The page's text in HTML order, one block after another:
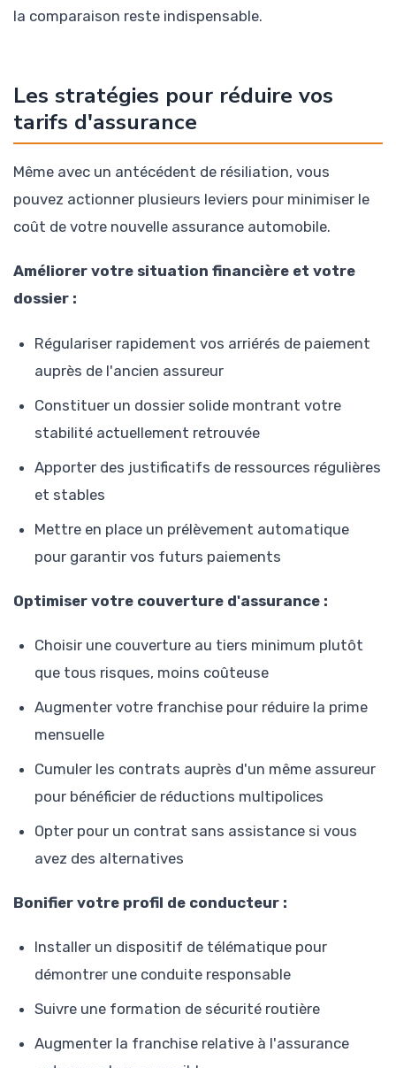
la comparaison reste indispensable.
Les stratégies pour réduire vos
tarifs d'assurance
Même avec un antécédent de résiliation, vous
pouvez actionner plusieurs leviers pour minimiser le
coût de votre nouvelle assurance automobile.
Améliorer votre situation financière et votre
dossier :
Régulariser rapidement vos arriérés de paiement
auprès de l'ancien assureur
Constituer un dossier solide montrant votre
stabilité actuellement retrouvée
Apporter des justificatifs de ressources régulières
et stables
Mettre en place un prélèvement automatique
pour garantir vos futurs paiements
Optimiser votre couverture d'assurance :
Choisir une couverture au tiers minimum plutôt
que tous risques, moins coûteuse
Augmenter votre franchise pour réduire la prime
mensuelle
Cumuler les contrats auprès d'un même assureur
pour bénéficier de réductions multipolices
Opter pour un contrat sans assistance si vous
avez des alternatives
Bonifier votre profil de conducteur :
Installer un dispositif de télématique pour
démontrer une conduite responsable
Suivre une formation de sécurité routière
Augmenter la franchise relative à l'assurance